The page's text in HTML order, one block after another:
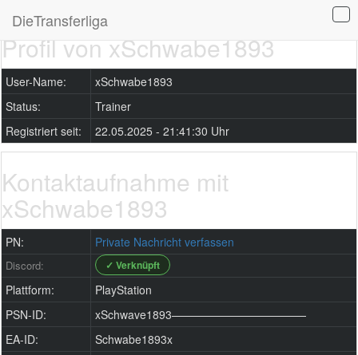
DieTransferliga
Profil von xSchwabe1893
User-Name:
xSchwabe1893
Status:
Trainer
Registriert seit:
22.05.2025 - 21:41:30 Uhr
Kontaktaufnahme mit
xSchwabe1893
PN: Private Nachricht verfassen
Discord: ✓ Verknüpft
Plattform:
PlayStation
PSN-ID:
xSchwave1893————————————
EA-ID:
Schwabe1893x